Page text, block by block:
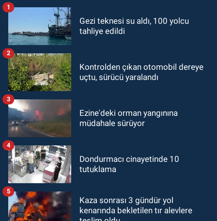
Gezi teknesi su aldı, 100 yolcu
tahliye edildi
1
Kontrolden çıkan otomobil dereye
uçtu, sürücü yaralandı
2
Ezine'deki orman yangınına
müdahale sürüyor
3
Dondurmacı cinayetinde 10
tutuklama
4
Kaza sonrası 3 gündür yol
kenarında bekletilen tır alevlere
5